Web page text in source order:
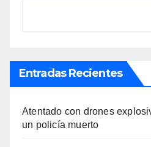
Entradas Recientes
Atentado con drones
un policía muerto